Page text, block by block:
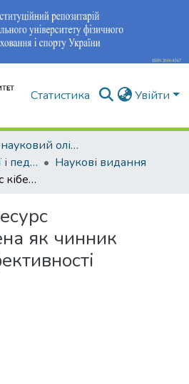
Статистика Увійти
Навчально-науковий олімпійський інститут
Кафедра психології і педагогіки
Наукові видання
Когнітивний ресурс кіберспортсмена як чинник спортивної ефективності
як чинник